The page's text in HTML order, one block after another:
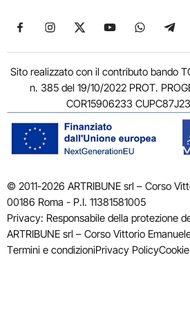
Seguici su Facebook
Seguici su Instagram
Seguici su X
Seguici su
Seguici
Sito realizzato con il contributo bando
n. 385 del 19/10/2022 PROT.
COR15906233
© 2011-2026 ARTRIBUNE srl – Corso
00186 Roma - P.I. 11381581005
Privacy: Responsabile della protezione
ARTRIBUNE srl – Corso Vittorio
Termini e condizioniPrivacy Policy